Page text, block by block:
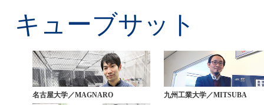
キューブサット
名古屋大学／MAGNARO 九州工業大学／MITSUBA